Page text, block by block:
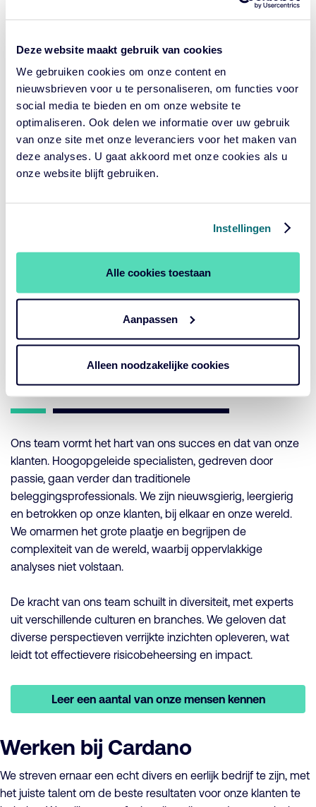
Deze website maakt gebruik van cookies
We gebruiken cookies om onze content en
nieuwsbrieven voor u te personaliseren, om functies voor
social media te bieden en om onze website te
optimaliseren. Ook delen we informatie over uw gebruik
van onze site met onze leveranciers voor het maken van
deze analyses. U gaat akkoord met onze cookies als u
onze website blijft gebruiken.
Instellingen
Alle cookies toestaan
Aanpassen
Alleen noodzakelijke cookies
>60
mld € vermogen onder beheer
Team
Ons team vormt het hart van ons succes en dat van onze
klanten. Hoogopgeleide specialisten, gedreven door
passie, gaan verder dan traditionele
beleggingsprofessionals. We zijn nieuwsgierig, leergierig
en betrokken op onze klanten, bij elkaar en onze wereld.
We omarmen het grote plaatje en begrijpen de
complexiteit van de wereld, waarbij oppervlakkige
analyses niet volstaan.
De kracht van ons team schuilt in diversiteit, met experts
uit verschillende culturen en branches. We geloven dat
diverse perspectieven verrijkte inzichten opleveren, wat
leidt tot effectievere risicobeheersing en impact.
Leer een aantal van onze mensen kennen
Werken bij Cardano
We streven ernaar een echt divers en eerlijk bedrijf te zijn, met
het juiste talent om de beste resultaten voor onze klanten te